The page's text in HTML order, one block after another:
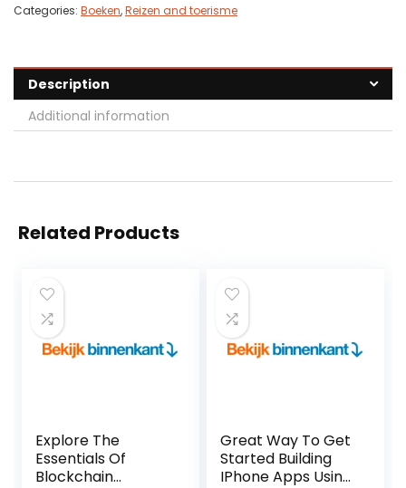
Categories: Boeken,Reizen and toerisme
Description
Additional information
Related Products
Explore The
Essentials Of
Blockchain
Great Way To Get
Started Building
IPhone Apps Using